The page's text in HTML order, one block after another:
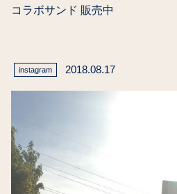
コラボサンド 販売中
instagram 2018.08.17